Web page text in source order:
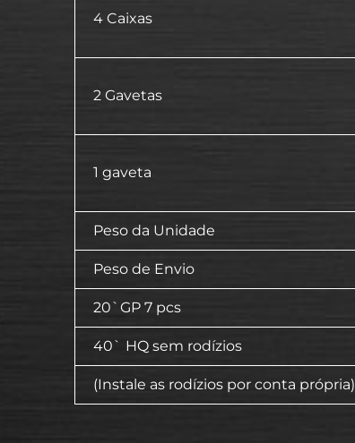
4 Caixas
2 Gavetas
1 gaveta
Peso da Unidade
Peso de Envio
20`GP 7 pcs
40` HQ sem rodízios
(Instale as rodízios por conta própria)